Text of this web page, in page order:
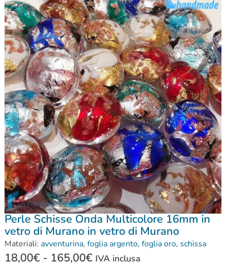
Perle Schisse Onda Multicolore 16mm in
vetro di Murano in vetro di Murano
Materiali: avventurina, foglia argento, foglia oro, schissa
18,00€ - 165,00€ IVA inclusa